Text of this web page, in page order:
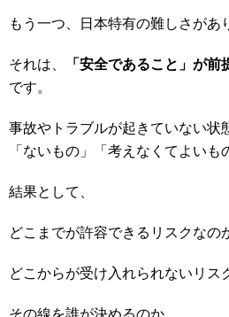
もう一つ、日本特有の難しさがあ
それは、 「安全であること」が前
です。
事故やトラブルが起きていない状
「ないもの」「考えなくてよいも
結果として、
どこまでが許容できるリスクなの
どこからが受け入れられないリス
その線を誰が決めるのか